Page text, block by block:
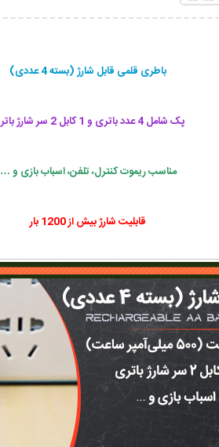
باطری قلمی قابل شارژ (بسته 4 عددی)
پک شامل 4 عدد باتری و 1 کابل 2 سر شارژ باتری
مناسب ریموت کنترل، تلفن، اسبا‌ب بازی و …
قابلیت شارژ بیش از 1200 بار